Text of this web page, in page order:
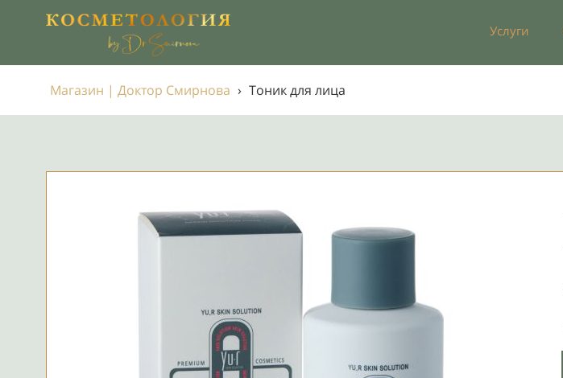
Услуги
Магазин | Доктор Смирнова › Тоник для лица